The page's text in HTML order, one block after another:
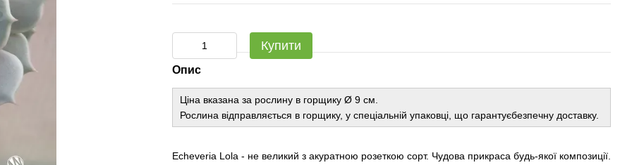
Купити
Опис
Ціна вказана за рослину в горщику Ø 9 см.
Рослина відправляється в горщику, у спеціальній упаковці, що гарантуєбезпечну доставку.
Echeveria Lola - не великий з акуратною розеткою сорт. Чудова прикраса будь-якої композиції.